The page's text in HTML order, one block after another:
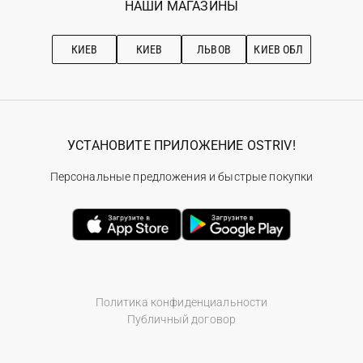
Ostriv Club+
Рекомендации по уходу
НАШИ МАГАЗИНЫ
КИЕВ КИЕВ ЛЬВОВ КИЕВ ОБЛ
Политика конфиденциальности
Публичный договор
УСТАНОВИТЕ ПРИЛОЖЕНИЕ OSTRIV!
Персональные предложения и быстрые покупки